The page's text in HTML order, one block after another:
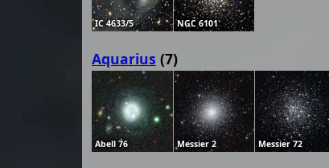
IC 4633/5 NGC 6101
Aquarius (7)
Abell 76 Messier 2 Messier 72